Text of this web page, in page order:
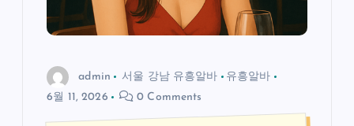
admin 서울 강남 유흥알바
유흥알바
6월 11, 2026
0 Comments